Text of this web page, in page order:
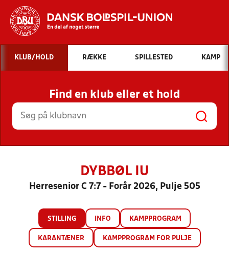
Hvad vil du søge efter?
INDHOLD OG NYHEDER
STILLINGER, RESULTATER, KLUBBER OG
HOLD
KLUB/HOLD RÆKKE SPILLESTED KAMP
Find en klub eller et hold
DYBBØL IU
Herresenior C 7:7 - Forår 2026, Pulje 505
STILLING INFO KAMPPROGRAM
KARANTÆNER KAMPPROGRAM FOR PULJE